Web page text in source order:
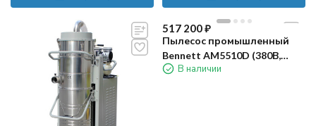
517 200₽
Пылесос промышленный
Bennett AM5510D (380В,
ручн.очистка)
В наличии